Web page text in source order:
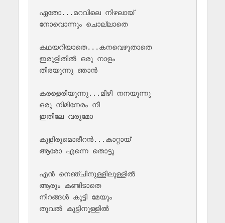
ഏതോ...മറവിലെ നിഴലായ്
നോവൊന്നും ചൊല്ലാതെ
കഥയറിയാതെ...കനവെഴുതാതെ
ഇരുളിതിൽ ഒരു നാളം
തിരയുന്നു ഞാൻ
കരളെരിയുന്നു...മിഴി നനയുന്നു
ഒരു നിമിനേരം നീ
ഇതിലേ വരുമോ
കുളിരുമൊരീറൻ...കാറ്റായ്
ആരോ എന്നെ തൊട്ടു
എൻ നെഞ്ചിനുള്ളിലുള്ളിൽ
ആരും കണ്ടിടാതെ
നിറങ്ങൾ കൂട്ടി മേയും
തൂവൽ കൂട്ടിനുള്ളിൽ